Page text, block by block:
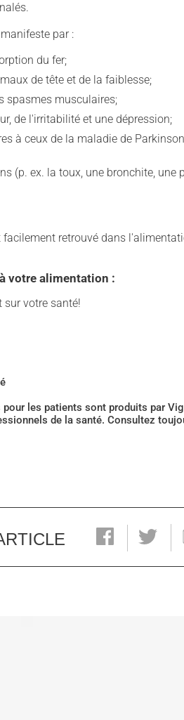
par :
du fer;
de tête et de la faiblesse;
spasmes musculaires;
de l'irritabilité et une dépression;
à ceux de la maladie de
(p. ex. la toux, une bronchite, une
retrouvé dans
votre alimentation :
votre santé!
les patients sont produits par
de la santé. Consultez